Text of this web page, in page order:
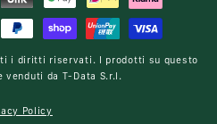
i diritti riservati. I prodotti su questo
venduti da T-Data S.r.l.
Policy